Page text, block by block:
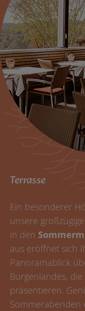
Terrasse
Ein besonderer
unsere
in den
aus eröffnet sich
Panoramablick
Burgenlandes,
präsentieren.
Sommerabenden